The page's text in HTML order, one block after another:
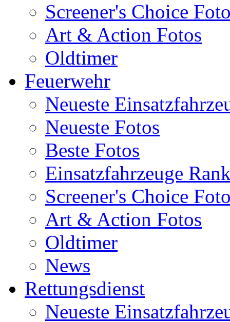
Screener's Choice
Art & Action Fotos
Oldtimer
Feuerwehr
Neueste
Neueste Fotos
Beste Fotos
Einsatzfahrzeuge
Screener's Choice
Art & Action Fotos
Oldtimer
News
Rettungsdienst
Neueste